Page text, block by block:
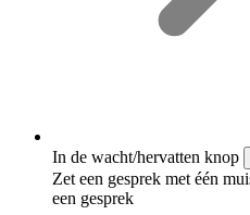
In de wacht/hervatten knop
Zet een gesprek met één
een gesprek